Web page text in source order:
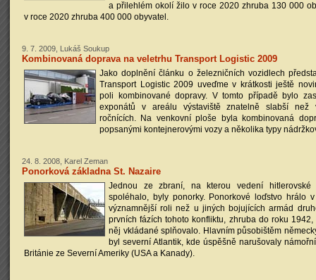
a přilehlém okolí žilo v roce 2020 zhruba 130 000
v roce 2020 zhruba 400 000 obyvatel.
9. 7. 2009, Lukáš Soukup
Kombinovaná doprava na veletrhu Transport Logistic 2009
Jako doplnění článku o železničních vozidlech
Transport Logistic 2009 uveďme v krátkosti ještě
poli kombinované dopravy. V tomto případě bylo
exponátů v areálu výstaviště znatelně slabší než
ročnících. Na venkovní ploše byla kombinovaná
popsanými kontejnerovými vozy a několika typy
24. 8. 2008, Karel Zeman
Ponorková základna St. Nazaire
Jednou ze zbraní, na kterou vedení hitlerovské
spoléhalo, byly ponorky. Ponorkové loďstvo hrálo
významnější roli než u jiných bojujících armád
prvních fázích tohoto konfliktu, zhruba do roku
něj vkládané splňovalo. Hlavním působištěm
byl severní Atlantik, kde úspěšně narušovaly
Británie ze Severní Ameriky (USA a Kanady).